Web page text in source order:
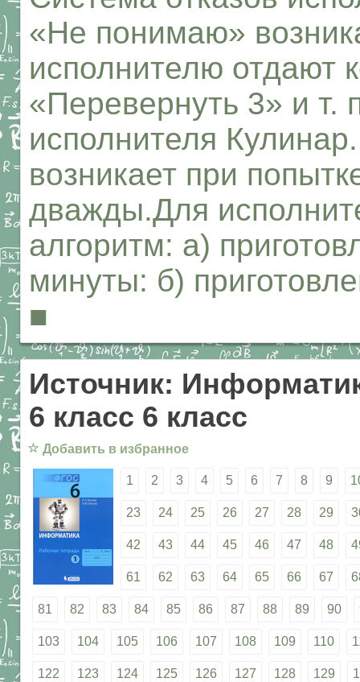
«Не понимаю»
исполнителю отдают
«Перевернуть 3» и т.
исполнителя
возникает при
дважды.Для
алгоритм: а)
минуты: б)
■
Источник:
6 класс 6 класс
☆ Добавить в избранное
1 2 3 4 5 6 7 8 9
23 24 25 26 27 28 29
42 43 44 45 46 47 48
61 62 63 64 65 66 67
81 82 83 84 85 86 87 88 89 90
103 104 105 106 107 108 109 110
122 123 124 125 126 127 128 129